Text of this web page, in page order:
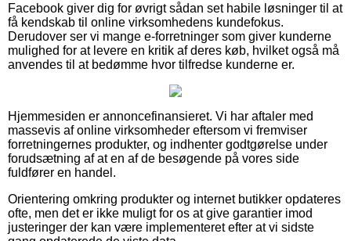
Facebook giver dig for øvrigt sådan set habile løsninger til at
få kendskab til online virksomhedens kundefokus.
Derudover ser vi mange e-forretninger som giver kunderne
mulighed for at levere en kritik af deres køb, hvilket også må
anvendes til at bedømme hvor tilfredse kunderne er.
Hjemmesiden er annoncefinansieret. Vi har aftaler med
massevis af online virksomheder eftersom vi fremviser
forretningernes produkter, og indhenter godtgørelse under
forudsætning af at en af de besøgende på vores side
fuldfører en handel.
Orientering omkring produkter og internet butikker opdateres
ofte, men det er ikke muligt for os at give garantier imod
justeringer der kan være implementeret efter at vi sidste